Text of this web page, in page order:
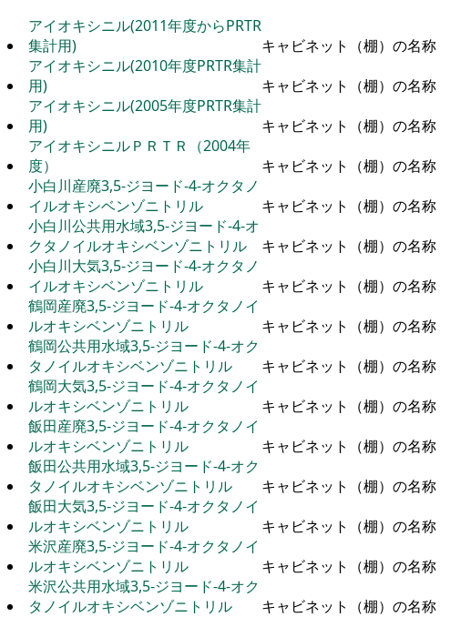
アイオキシニル(2011年度からPRTR
集計用)
キャビネット（棚）の名称
アイオキシニル(2010年度PRTR集計
用)
キャビネット（棚）の名称
アイオキシニル(2005年度PRTR集計
用)
キャビネット（棚）の名称
アイオキシニルＰＲＴＲ（2004年
度）
キャビネット（棚）の名称
小白川産廃3,5-ジヨード-4-オクタノ
イルオキシベンゾニトリル
キャビネット（棚）の名称
小白川公共用水域3,5-ジヨード-4-オ
クタノイルオキシベンゾニトリル
キャビネット（棚）の名称
小白川大気3,5-ジヨード-4-オクタノ
イルオキシベンゾニトリル
キャビネット（棚）の名称
鶴岡産廃3,5-ジヨード-4-オクタノイ
ルオキシベンゾニトリル
キャビネット（棚）の名称
鶴岡公共用水域3,5-ジヨード-4-オク
タノイルオキシベンゾニトリル
キャビネット（棚）の名称
鶴岡大気3,5-ジヨード-4-オクタノイ
ルオキシベンゾニトリル
キャビネット（棚）の名称
飯田産廃3,5-ジヨード-4-オクタノイ
ルオキシベンゾニトリル
キャビネット（棚）の名称
飯田公共用水域3,5-ジヨード-4-オク
タノイルオキシベンゾニトリル
キャビネット（棚）の名称
飯田大気3,5-ジヨード-4-オクタノイ
ルオキシベンゾニトリル
キャビネット（棚）の名称
米沢産廃3,5-ジヨード-4-オクタノイ
ルオキシベンゾニトリル
キャビネット（棚）の名称
米沢公共用水域3,5-ジヨード-4-オク
タノイルオキシベンゾニトリル
キャビネット（棚）の名称